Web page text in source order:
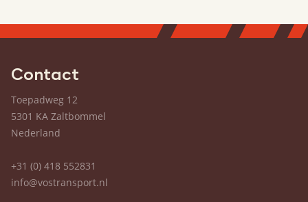
Contact
Toepadweg 12
5301 KA Zaltbommel
Nederland
+31 (0) 418 552831
info@vostransport.nl